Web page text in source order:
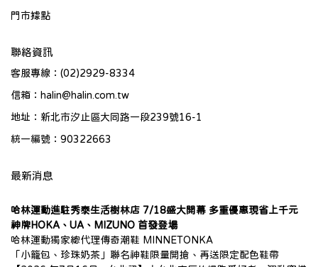
門市據點
聯絡資訊
客服專線：(02)2929-8334
信箱：halin@halin.com.tw
地址：新北市汐止區大同路一段239號16-1
統一編號：90322663
最新消息
哈林運動進駐秀泰生活樹林店 7/18盛大開幕 多重優惠現省上千元
神牌HOKA、UA、MIZUNO 首發登場
哈林運動獨家總代理傳奇潮鞋 MINNETONKA
「小籠包、珍珠奶茶」聯名神鞋限量開搶、再送限定配色鞋帶